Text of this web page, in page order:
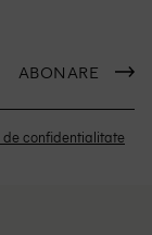
ABONARE
de confidentialitate